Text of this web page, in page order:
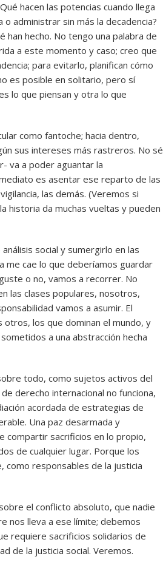
hacen las potencias cuando llega
administrar sin más la decadencia?
han hecho. No tengo una palabra de
a este momento y caso; creo que
para evitarlo, planifican cómo
es posible en solitario, pero sí
lo que piensan y otra lo que
como fantoche; hacia dentro,
sus intereses más rastreros. No sé
va a poder aguantar la
es asentar ese reparto de las
las demás. (Veremos si
historia da muchas vueltas y pueden
social y sumergirlo en las
me cae lo que deberíamos guardar
o no, vamos a recorrer. No
las clases populares, nosotros,
vamos a asumir. El
los que dominan el mundo, y
a una abstracción hecha
todo, como sujetos activos del
derecho internacional no funciona,
acordada de estrategias de
Una paz desarmada y
compartir sacrificios en lo propio,
de cualquier lugar. Porque los
como responsables de la justicia
el conflicto absoluto, que nadie
nos lleva a ese límite; debemos
requiere sacrificios solidarios de
de la justicia social. Veremos.